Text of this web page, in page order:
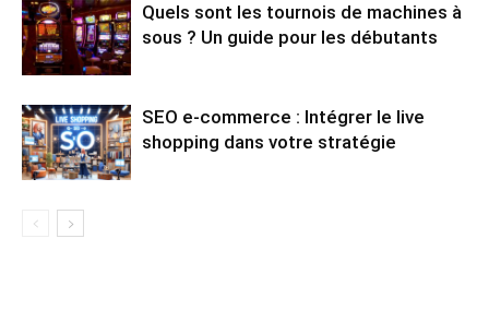
Quels sont les tournois de machines à
sous ? Un guide pour les débutants
SEO e-commerce : Intégrer le live
shopping dans votre stratégie